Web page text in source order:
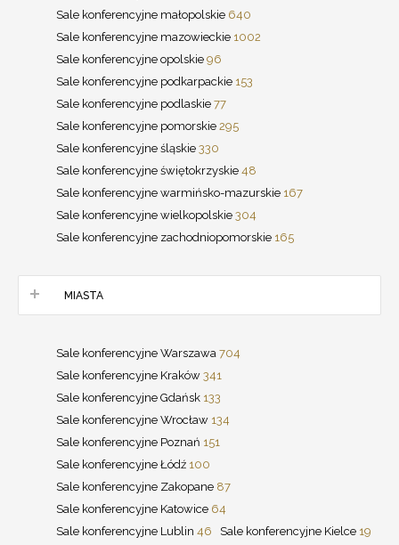
Sale konferencyjne małopolskie 640
Sale konferencyjne mazowieckie 1002
Sale konferencyjne opolskie 96
Sale konferencyjne podkarpackie 153
Sale konferencyjne podlaskie 77
Sale konferencyjne pomorskie 295
Sale konferencyjne śląskie 330
Sale konferencyjne świętokrzyskie 48
Sale konferencyjne warmińsko-mazurskie 167
Sale konferencyjne wielkopolskie 304
Sale konferencyjne zachodniopomorskie 165
MIASTA
Sale konferencyjne Warszawa 704
Sale konferencyjne Kraków 341
Sale konferencyjne Gdańsk 133
Sale konferencyjne Wrocław 134
Sale konferencyjne Poznań 151
Sale konferencyjne Łódź 100
Sale konferencyjne Zakopane 87
Sale konferencyjne Katowice 64
Sale konferencyjne Lublin 46 Sale konferencyjne Kielce 19